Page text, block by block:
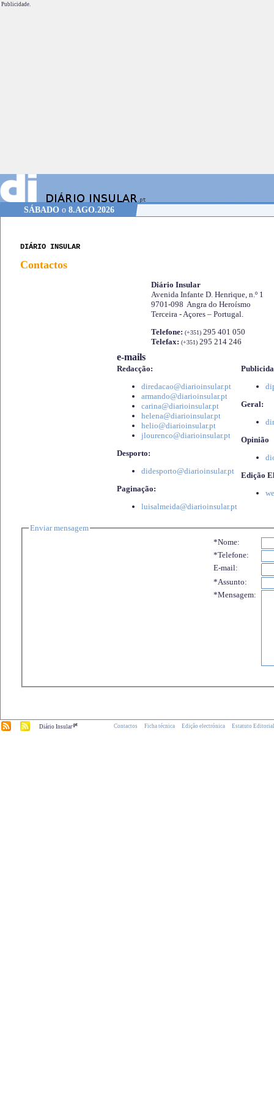
Publicidade.
SÁBADOo 8.AGO.2026
DIÁRIO INSULAR
Contactos
Diário Insular
Avenida Infante D. Henrique, n.º 1
9701-098 Angra do Heroísmo
Terceira - Açores – Portugal.
Telefone: (+351) 295 401 050
Telefax: (+351) 295 214 246
e-mails
Redacção:
diredacao@diarioinsular.pt
armando@diarioinsular.pt
carina@diarioinsular.pt
helena@diarioinsular.pt
helio@diarioinsular.pt
jlourenco@diarioinsular.pt
Desporto:
didesporto@diarioinsular.pt
Paginação:
luisalmeida@diarioinsular.pt
Geral:
Opinião
Edição
Enviar mensagem
*Nome:
*Telefone:
E-mail:
*Assunto:
*Mensagem:
Diário Insular.pt Contactos Ficha técnica Edição electrónica Estatuto Editorial